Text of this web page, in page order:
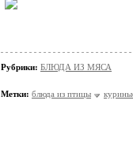
Рубрики: БЛЮДА ИЗ МЯСА
Метки: блюда из птицы